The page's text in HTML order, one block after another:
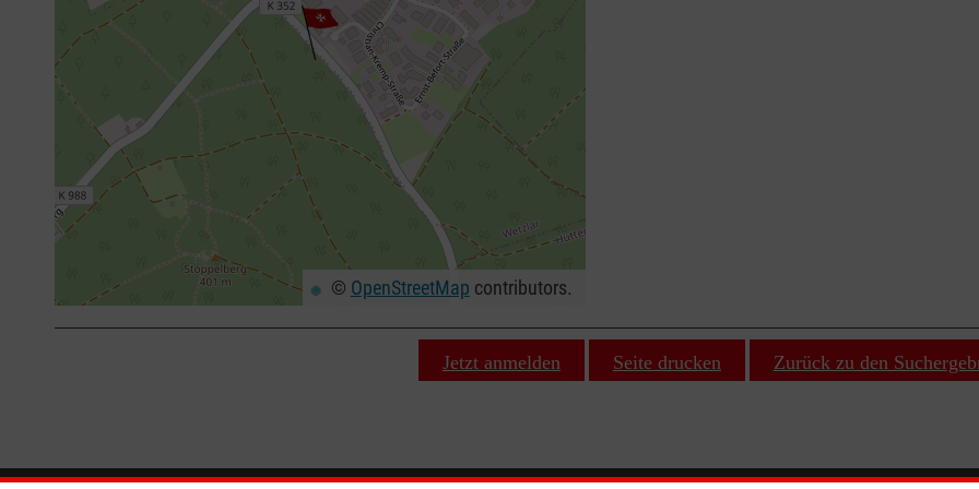
© OpenStreetMap contributors.
Jetzt anmelden Seite drucken Zurück zu den